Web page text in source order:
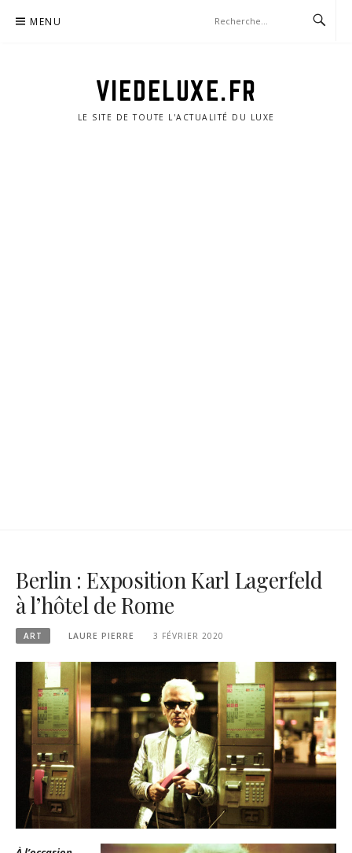
MENU
VIEDELUXE.FR
LE SITE DE TOUTE L'ACTUALITÉ DU LUXE
Berlin : Exposition Karl Lagerfeld
à l’hôtel de Rome
ART LAURE PIERRE 3 FÉVRIER 2020